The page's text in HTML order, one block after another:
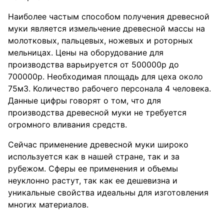
Наиболее частым способом получения древесной
муки является измельчение древесной массы на
молотковых, пальцевых, ножевых и роторных
мельницах. Цены на оборудование для
производства варьируется от 500000р до
700000р. Необходимая площадь для цеха около
75м3. Количество рабочего персонала 4 человека.
Данные цифры говорят о том, что для
производства древесной муки не требуется
огромного вливания средств.
Сейчас применение древесной муки широко
используется как в нашей стране, так и за
рубежом. Сферы ее применения и объемы
неуклонно растут, так как ее дешевизна и
уникальные свойства идеальны для изготовления
многих материалов.